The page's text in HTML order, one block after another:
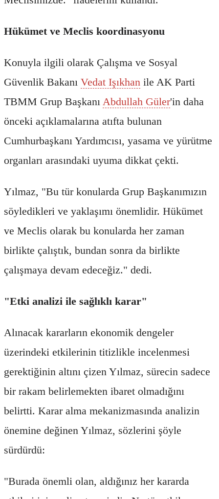
Hükümet ve Meclis koordinasyonu
Konuyla ilgili olarak Çalışma ve Sosyal
Güvenlik Bakanı Vedat Işıkhan ile AK Parti
TBMM Grup Başkanı Abdullah Güler'in daha
önceki açıklamalarına atıfta bulunan
Cumhurbaşkanı Yardımcısı, yasama ve yürütme
organları arasındaki uyuma dikkat çekti.
Yılmaz, "Bu tür konularda Grup Başkanımızın
söyledikleri ve yaklaşımı önemlidir. Hükümet
ve Meclis olarak bu konularda her zaman
birlikte çalıştık, bundan sonra da birlikte
çalışmaya devam edeceğiz." dedi.
"Etki analizi ile sağlıklı karar"
Alınacak kararların ekonomik dengeler
üzerindeki etkilerinin titizlikle incelenmesi
gerektiğinin altını çizen Yılmaz, sürecin sadece
bir rakam belirlemekten ibaret olmadığını
belirtti. Karar alma mekanizmasında analizin
önemine değinen Yılmaz, sözlerini şöyle
sürdürdü:
"Burada önemli olan, aldığınız her kararda